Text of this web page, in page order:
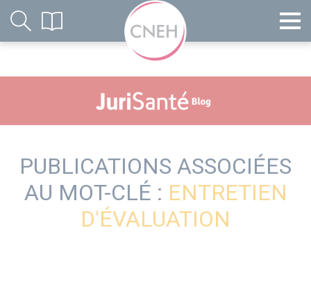
PUBLICATIONS ASSOCIÉES
AU MOT-CLÉ : ENTRETIEN
D'ÉVALUATION